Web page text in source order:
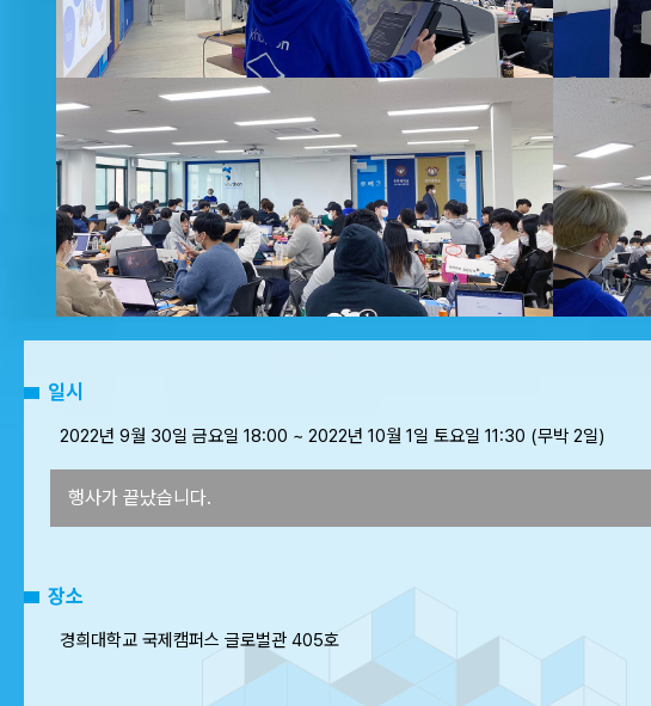
일시
2022년 9월 30일 금요일 18:00 ~ 2022년 10월 1일 토요일 11:30 (무박 2일)
행사가 끝났습니다.
장소
경희대학교 국제캠퍼스 글로벌관 405호